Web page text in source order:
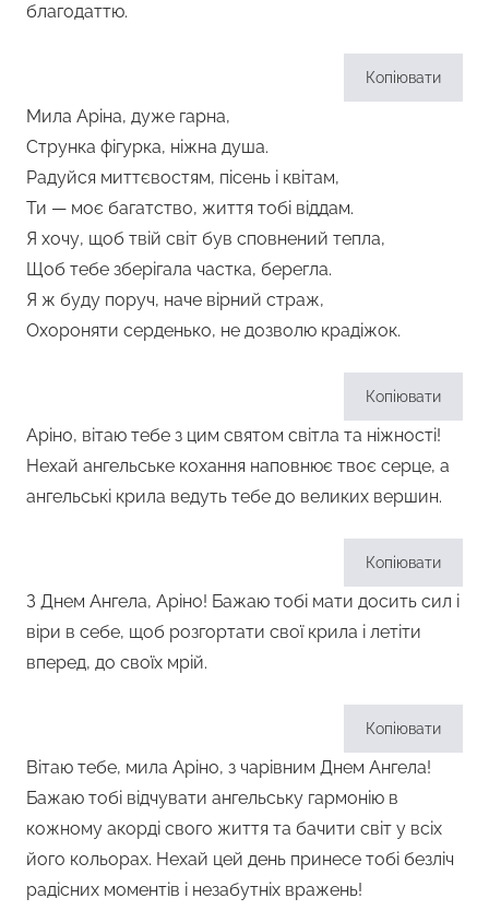
благодаттю.
Копіювати
Мила Аріна, дуже гарна,
Струнка фігурка, ніжна душа.
Радуйся миттєвостям, пісень і квітам,
Ти — моє багатство, життя тобі віддам.
Я хочу, щоб твій світ був сповнений тепла,
Щоб тебе зберігала частка, берегла.
Я ж буду поруч, наче вірний страж,
Охороняти серденько, не дозволю крадіжок.
Копіювати
Аріно, вітаю тебе з цим святом світла та ніжності!
Нехай ангельське кохання наповнює твоє серце, а
ангельські крила ведуть тебе до великих вершин.
Копіювати
З Днем Ангела, Аріно! Бажаю тобі мати досить сил і
віри в себе, щоб розгортати свої крила і летіти
вперед, до своїх мрій.
Копіювати
Вітаю тебе, мила Аріно, з чарівним Днем Ангела!
Бажаю тобі відчувати ангельську гармонію в
кожному акорді свого життя та бачити світ у всіх
його кольорах. Нехай цей день принесе тобі безліч
радісних моментів і незабутніх вражень!